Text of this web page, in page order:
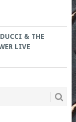
& THE
LIVE